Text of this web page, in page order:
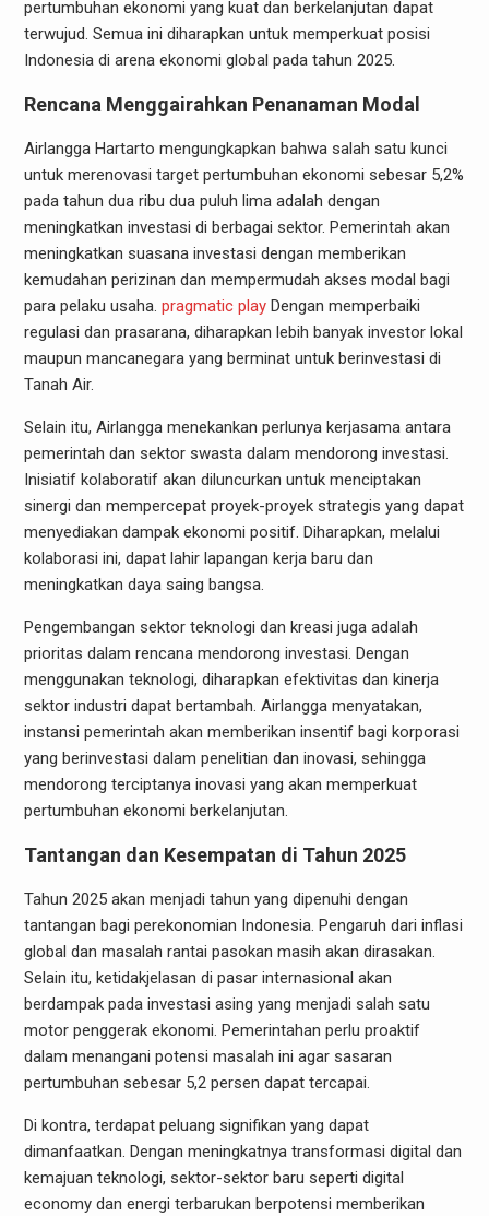
pertumbuhan ekonomi yang kuat dan berkelanjutan dapat
terwujud. Semua ini diharapkan untuk memperkuat posisi
Indonesia di arena ekonomi global pada tahun 2025.
Rencana Menggairahkan Penanaman Modal
Airlangga Hartarto mengungkapkan bahwa salah satu kunci
untuk merenovasi target pertumbuhan ekonomi sebesar 5,2%
pada tahun dua ribu dua puluh lima adalah dengan
meningkatkan investasi di berbagai sektor. Pemerintah akan
meningkatkan suasana investasi dengan memberikan
kemudahan perizinan dan mempermudah akses modal bagi
para pelaku usaha. pragmatic playDengan memperbaiki
regulasi dan prasarana, diharapkan lebih banyak investor lokal
maupun mancanegara yang berminat untuk berinvestasi di
Tanah Air.
Selain itu, Airlangga menekankan perlunya kerjasama antara
pemerintah dan sektor swasta dalam mendorong investasi.
Inisiatif kolaboratif akan diluncurkan untuk menciptakan
sinergi dan mempercepat proyek-proyek strategis yang dapat
menyediakan dampak ekonomi positif. Diharapkan, melalui
kolaborasi ini, dapat lahir lapangan kerja baru dan
meningkatkan daya saing bangsa.
Pengembangan sektor teknologi dan kreasi juga adalah
prioritas dalam rencana mendorong investasi. Dengan
menggunakan teknologi, diharapkan efektivitas dan kinerja
sektor industri dapat bertambah. Airlangga menyatakan,
instansi pemerintah akan memberikan insentif bagi korporasi
yang berinvestasi dalam penelitian dan inovasi, sehingga
mendorong terciptanya inovasi yang akan memperkuat
pertumbuhan ekonomi berkelanjutan.
Tantangan dan Kesempatan di Tahun 2025
Tahun 2025 akan menjadi tahun yang dipenuhi dengan
tantangan bagi perekonomian Indonesia. Pengaruh dari inflasi
global dan masalah rantai pasokan masih akan dirasakan.
Selain itu, ketidakjelasan di pasar internasional akan
berdampak pada investasi asing yang menjadi salah satu
motor penggerak ekonomi. Pemerintahan perlu proaktif
dalam menangani potensi masalah ini agar sasaran
pertumbuhan sebesar 5,2 persen dapat tercapai.
Di kontra, terdapat peluang signifikan yang dapat
dimanfaatkan. Dengan meningkatnya transformasi digital dan
kemajuan teknologi, sektor-sektor baru seperti digital
economy dan energi terbarukan berpotensi memberikan